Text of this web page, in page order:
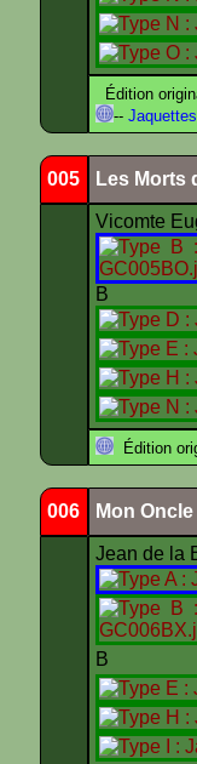
Édition
--
005 Les Morts
Vicomte
B
Édition
006 Mon
Jean de la